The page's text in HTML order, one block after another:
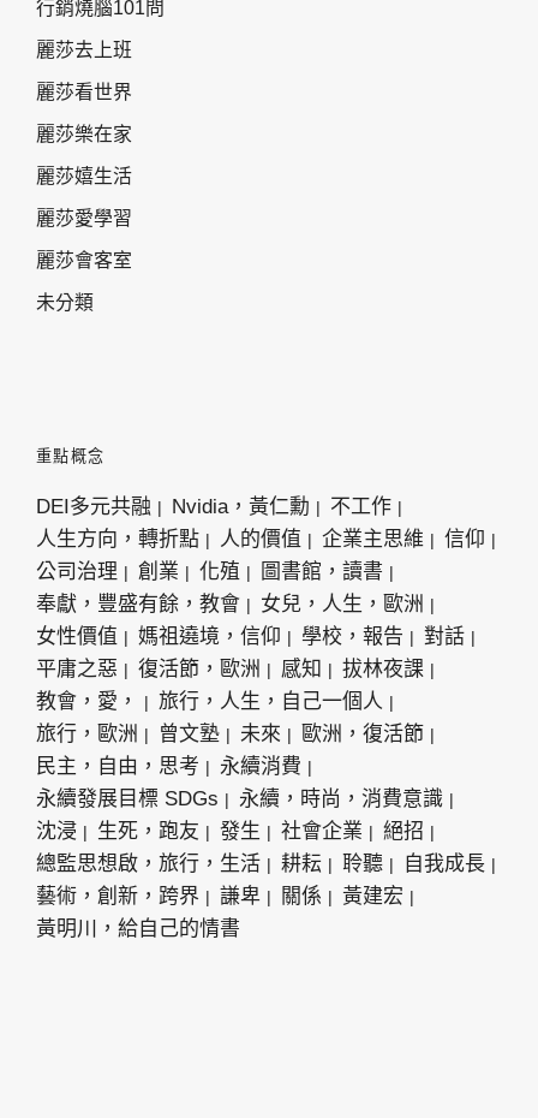
行銷燒腦101問
麗莎去上班
麗莎看世界
麗莎樂在家
麗莎嬉生活
麗莎愛學習
麗莎會客室
未分類
重點概念
DEI多元共融 Nvidia，黃仁勳
不工作
人生方向，轉折點
人的價值 企業主思維
信仰
公司治理
創業 化殖
圖書館，讀書
奉獻，豐盛有餘，教會
女兒，人生，歐洲
女性價值
媽祖遶境，信仰 學校，報告
對話
平庸之惡
復活節，歐洲 感知
拔林夜課
教會，愛，
旅行，人生，自己一個人
旅行，歐洲
曾文塾 未來
歐洲，復活節
民主，自由，思考
永續消費
永續發展目標 SDGs
永續，時尚，消費意識
沈浸
生死，跑友 發生 社會企業
絕招
總監思想啟，旅行，生活
耕耘 聆聽
自我成長
藝術，創新，跨界
謙卑 關係
黃建宏
黃明川，給自己的情書